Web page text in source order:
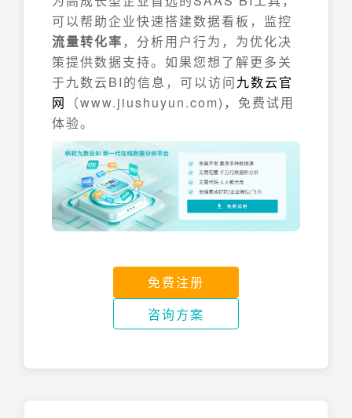
可以帮助企业快速搭建数据看板，监控
流量转化率 ，分析用户行为，为优化决
策提供数据支持。如果您想了解更多关
于九数云BI的信息，可以访问九数云官
网
（www.jiushuyun.com)，免费试用
体验。
免费注册
咨询方案